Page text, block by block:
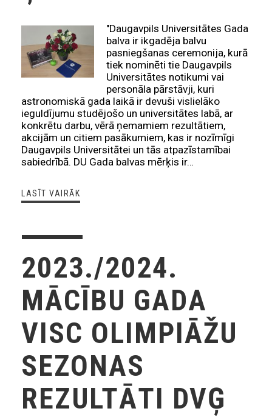
"Daugavpils Universitātes Gada
balva ir ikgadēja balvu
pasniegšanas ceremonija, kurā
tiek nominēti tie Daugavpils
Universitātes notikumi vai
personāla pārstāvji, kuri
astronomiskā gada laikā ir devuši vislielāko
ieguldījumu studējošo un universitātes labā, ar
konkrētu darbu, vērā ņemamiem rezultātiem,
akcijām un citiem pasākumiem, kas ir nozīmīgi
Daugavpils Universitātei un tās atpazīstamībai
sabiedrībā. DU Gada balvas mērķis ir…
LASĪT VAIRĀK
2023./2024.
MĀCĪBU GADA
VISC OLIMPIĀŽU
SEZONAS
REZULTĀTI DVĢ